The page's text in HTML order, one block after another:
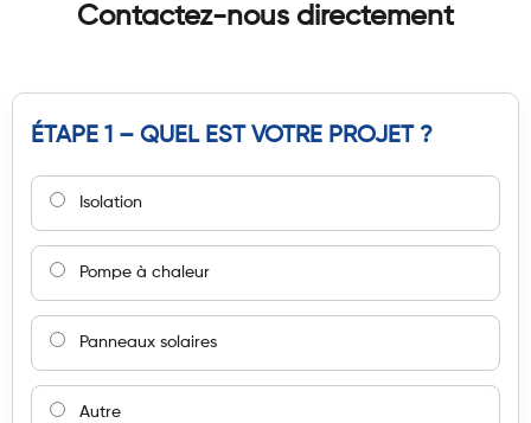
Contactez-nous directement
ÉTAPE 1 – QUEL EST VOTRE PROJET ?
Isolation
Pompe à chaleur
Panneaux solaires
Autre